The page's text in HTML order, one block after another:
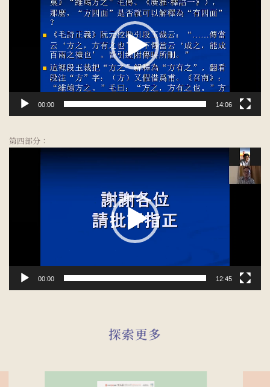
00:00 14:06
第四部分：
00:00 12:45
探索更多